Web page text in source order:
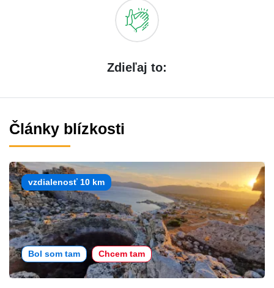
Zdieľaj to:
Články blízkosti
vzdialenosť 10 km
Bol som tam Chcem tam